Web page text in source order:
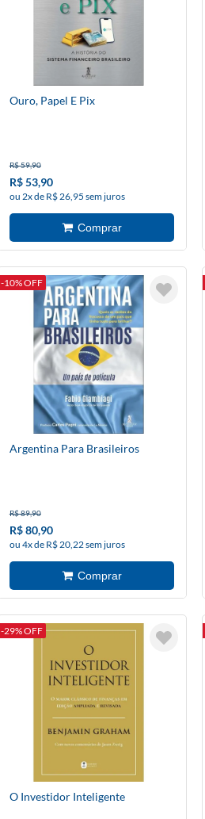
Ouro, Papel E Pix
R$ 59,90
R$ 53,90
ou 2x de R$ 26,95 sem juros
-10% OFF
Argentina Para Brasileiros
R$ 89,90
R$ 80,90
ou 4x de R$ 20,22 sem juros
-29% OFF
O Investidor Inteligente